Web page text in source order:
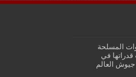
المسلحة
قدراتها في
العالم